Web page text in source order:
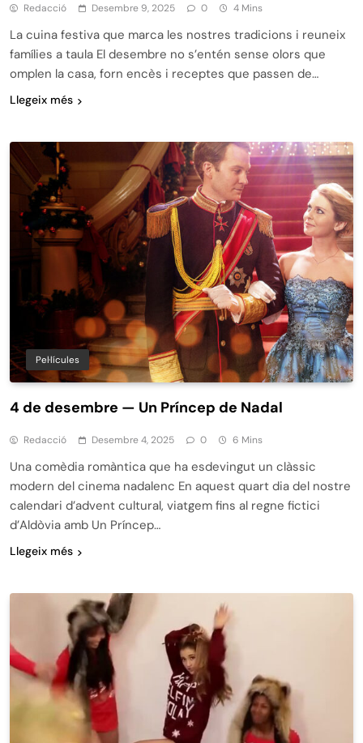
Redacció Desembre 9, 2025 0 4 Mins
La cuina festiva que marca les nostres tradicions i reuneix
famílies a taula El desembre no s’entén sense olors que
omplen la casa, forn encès i receptes que passen de…
Llegeix més
Pel·lícules
4 de desembre — Un Príncep de Nadal
Redacció Desembre 4, 2025 0 6 Mins
Una comèdia romàntica que ha esdevingut un clàssic
modern del cinema nadalenc En aquest quart dia del nostre
calendari d’advent cultural, viatgem fins al regne fictici
d’Aldòvia amb Un Príncep…
Llegeix més